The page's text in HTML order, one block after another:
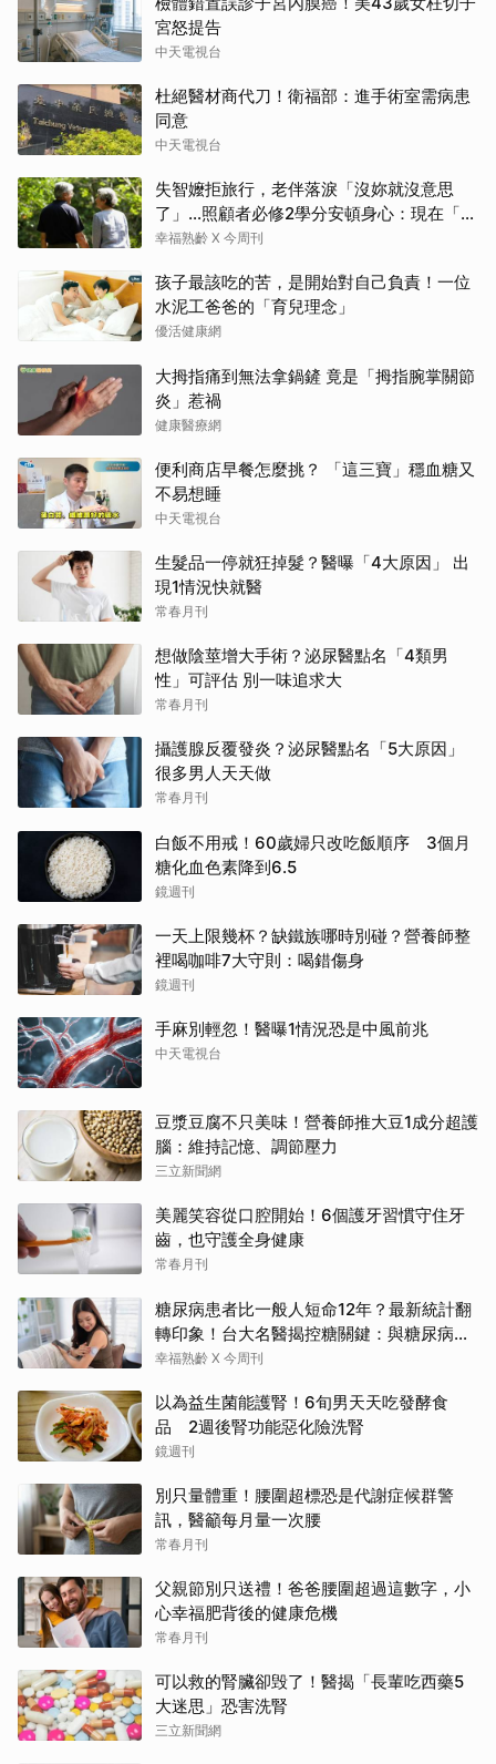
宮怒提告
中天電視台
杜絕醫材商代刀！衛福部：進手術室需病患
同意
中天電視台
失智嬤拒旅行，老伴落淚「沒妳就沒意思
了」…照顧者必修2學分安頓身心：現在「這
樣」就好了
幸福熟齡 X 今周刊
孩子最該吃的苦，是開始對自己負責！一位
水泥工爸爸的「育兒理念」
優活健康網
大拇指痛到無法拿鍋鏟 竟是「拇指腕掌關節
炎」惹禍
健康醫療網
便利商店早餐怎麼挑？ 「這三寶」穩血糖又
不易想睡
中天電視台
生髮品一停就狂掉髮？醫曝「4大原因」 出
現1情況快就醫
常春月刊
想做陰莖增大手術？泌尿醫點名「4類男
性」可評估 別一味追求大
常春月刊
攝護腺反覆發炎？泌尿醫點名「5大原因」
很多男人天天做
常春月刊
白飯不用戒！60歲婦只改吃飯順序 3個月
糖化血色素降到6.5
鏡週刊
一天上限幾杯？缺鐵族哪時別碰？營養師整
裡喝咖啡7大守則：喝錯傷身
鏡週刊
手麻別輕忽！醫曝1情況恐是中風前兆
中天電視台
豆漿豆腐不只美味！營養師推大豆1成分超護
腦：維持記憶、調節壓力
三立新聞網
美麗笑容從口腔開始！6個護牙習慣守住牙
齒，也守護全身健康
常春月刊
糖尿病患者比一般人短命12年？最新統計翻
轉印象！台大名醫揭控糖關鍵：與糖尿病為
友、天長地久
幸福熟齡 X 今周刊
以為益生菌能護腎！6旬男天天吃發酵食
品 2週後腎功能惡化險洗腎
鏡週刊
別只量體重！腰圍超標恐是代謝症候群警
訊，醫籲每月量一次腰
常春月刊
父親節別只送禮！爸爸腰圍超過這數字，小
心幸福肥背後的健康危機
常春月刊
可以救的腎臟卻毁了！醫揭「長輩吃西藥5
大迷思」恐害洗腎
三立新聞網